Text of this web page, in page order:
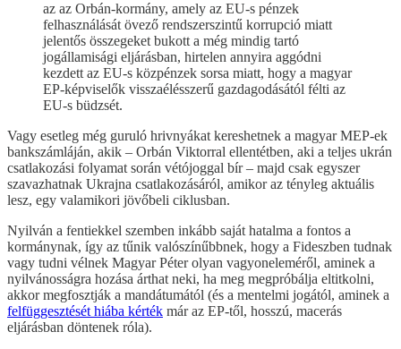
az az Orbán-kormány, amely az EU-s pénzek
felhasználását övező rendszerszintű korrupció miatt
jelentős összegeket bukott a még mindig tartó
jogállamisági eljárásban, hirtelen annyira aggódni
kezdett az EU-s közpénzek sorsa miatt, hogy a magyar
EP-képviselők visszaélésszerű gazdagodásától félti az
EU-s büdzsét.
Vagy esetleg még guruló hrivnyákat kereshetnek a magyar MEP-ek
bankszámláján, akik – Orbán Viktorral ellentétben, aki a teljes ukrán
csatlakozási folyamat során vétójoggal bír – majd csak egyszer
szavazhatnak Ukrajna csatlakozásáról, amikor az tényleg aktuális
lesz, egy valamikori jövőbeli ciklusban.
Nyilván a fentiekkel szemben inkább saját hatalma a fontos a
kormánynak, így az tűnik valószínűbbnek, hogy a Fideszben tudnak
vagy tudni vélnek Magyar Péter olyan vagyoneleméről, aminek a
nyilvánosságra hozása árthat neki, ha meg megpróbálja eltitkolni,
akkor megfosztják a mandátumától (és a mentelmi jogától, aminek a
felfüggesztését hiába kérték már az EP-től, hosszú, macerás
eljárásban döntenek róla).